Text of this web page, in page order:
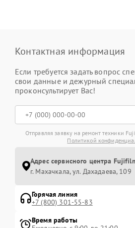
Контактная информация
Если требуется задать вопрос
свои данные и дежурный
проконсультирует Вас!
Отправляя заявку на ремонт техники
Политикой
Адрес сервисного центра
г. Махачкала, ул. Дахадаева, 109
Горячая линия
+7 (800) 301-55-83
Время работы